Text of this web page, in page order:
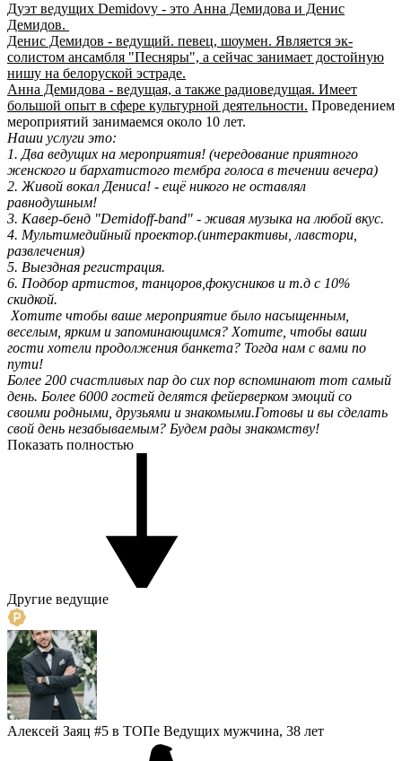
Дуэт ведущих Demidovy - это Анна Демидова и Денис
Демидов.
Денис Демидов - ведущий. певец, шоумен. Является эк-
солистом ансамбля "Песняры", а сейчас занимает достойную
нишу на белоруской эстраде.
Анна Демидова - ведущая, а также радиоведущая. Имеет
большой опыт в сфере культурной деятельности. Проведением
мероприятий занимаемся около 10 лет.
Наши услуги это:
1. Два ведущих на мероприятия! (чередование приятного
женского и бархатистого тембра голоса в течении вечера)
2. Живой вокал Дениса! - ещё никого не оставлял
равнодушным!
3. Кавер-бенд "Demidoff-band" - живая музыка на любой вкус.
4. Мультимедийный проектор.(интерактивы, лавстори,
развлечения)
5. Выездная регистрация.
6. Подбор артистов, танцоров,фокусников и т.д с 10%
скидкой.
Хотите чтобы ваше мероприятие было насыщенным,
веселым, ярким и запоминающимся? Хотите, чтобы ваши
гости хотели продолжения банкета? Тогда нам с вами по
пути!
Более 200 счастливых пар до сих пор вспоминают тот самый
день. Более 6000 гостей делятся фейерверком эмоций со
своими родными, друзьями и знакомыми.Готовы и вы сделать
свой день незабываемым? Будем рады знакомству!
Показать полностью
Другие ведущие
Алексей Заяц #5 в ТОПе Ведущих мужчина, 38 лет